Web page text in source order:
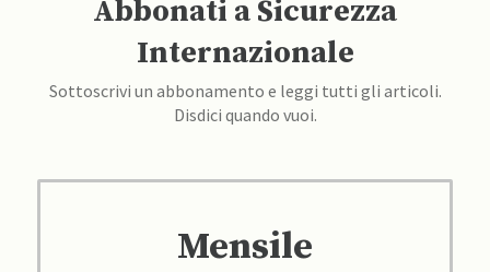
Abbonati a Sicurezza
Internazionale
Sottoscrivi un abbonamento e leggi tutti gli articoli.
Disdici quando vuoi.
Mensile